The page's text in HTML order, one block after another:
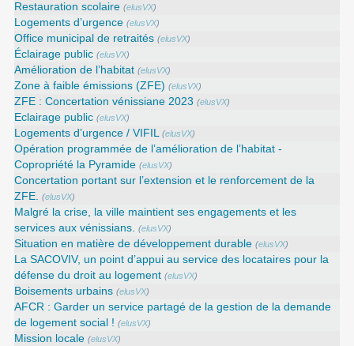
Restauration scolaire (elusVX)
Logements d’urgence (elusVX)
Office municipal de retraités (elusVX)
Éclairage public (elusVX)
Amélioration de l’habitat (elusVX)
Zone à faible émissions (ZFE) (elusVX)
ZFE : Concertation vénissiane 2023 (elusVX)
Eclairage public (elusVX)
Logements d’urgence / VIFIL (elusVX)
Opération programmée de l’amélioration de l’habitat -
Copropriété la Pyramide (elusVX)
Concertation portant sur l’extension et le renforcement de la
ZFE. (elusVX)
Malgré la crise, la ville maintient ses engagements et les
services aux vénissians. (elusVX)
Situation en matière de développement durable (elusVX)
La SACOVIV, un point d’appui au service des locataires pour la
défense du droit au logement (elusVX)
Boisements urbains (elusVX)
AFCR : Garder un service partagé de la gestion de la demande
de logement social ! (elusVX)
Mission locale (elusVX)